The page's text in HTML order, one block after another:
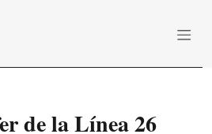
de la Línea 26